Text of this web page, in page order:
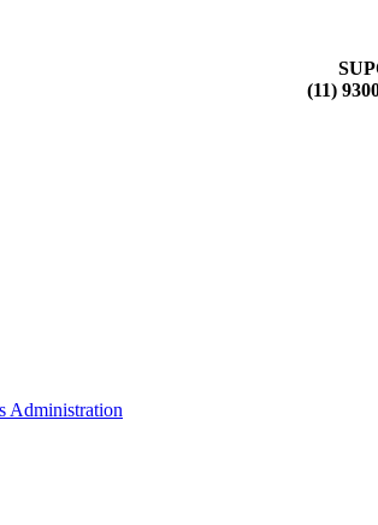
(11)
Administration